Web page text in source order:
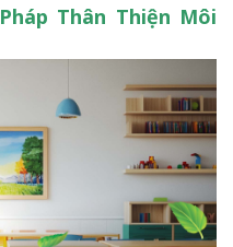
Thân Thiện Môi